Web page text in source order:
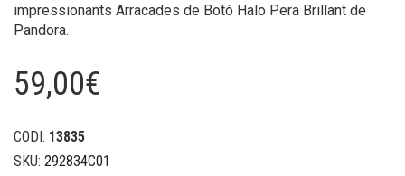
impressionants Arracades de Botó Halo Pera Brillant de
Pandora.
59,00€
CODI: 13835
SKU: 292834C01